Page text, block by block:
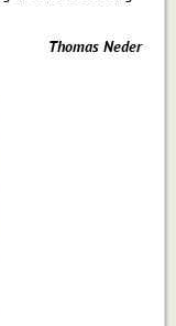
Thomas Neder